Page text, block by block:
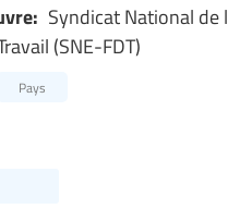
Syndicat National
(SNE-FDT)
Pays